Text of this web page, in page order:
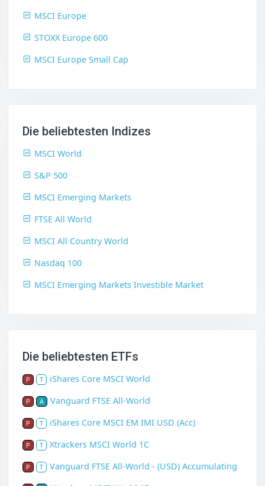
MSCI Europe
STOXX Europe 600
MSCI Europe Small Cap
Die beliebtesten Indizes
MSCI World
S&P 500
MSCI Emerging Markets
FTSE All World
MSCI All Country World
Nasdaq 100
MSCI Emerging Markets Investible Market
Die beliebtesten ETFs
P T iShares Core MSCI World
P A Vanguard FTSE All-World
P T iShares Core MSCI EM IMI USD (Acc)
P T Xtrackers MSCI World 1C
P T Vanguard FTSE All-World - (USD) Accumulating